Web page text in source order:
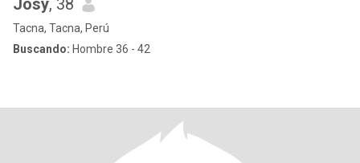
Josy, 38
Tacna, Tacna, Perú
Buscando: Hombre 36 - 42